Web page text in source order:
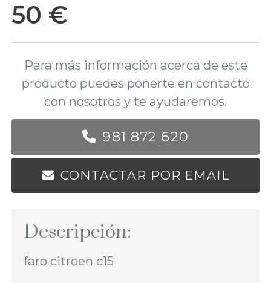
50 €
Para más información acerca de este
producto puedes ponerte en contacto
con nosotros y te ayudaremos.
981 872 620
CONTACTAR POR EMAIL
Descripción:
faro citroen c15